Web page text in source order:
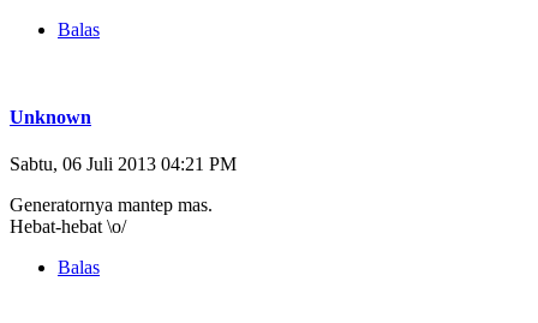
Balas
Unknown
Sabtu, 06 Juli 2013 04:21 PM
Generatornya mantep mas.
Hebat-hebat \o/
Balas